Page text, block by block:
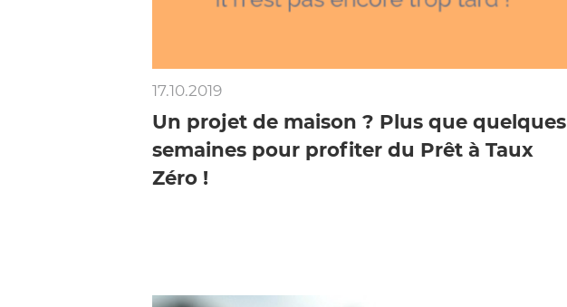
17.10.2019
Un projet de maison ? Plus que quelques
semaines pour profiter du Prêt à Taux
Zéro !